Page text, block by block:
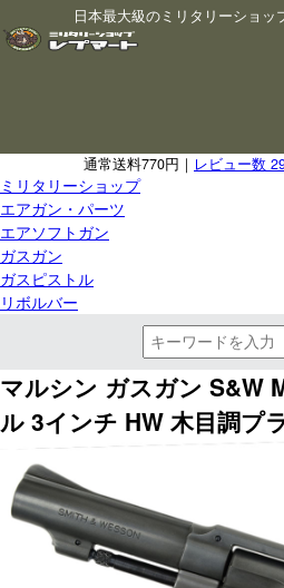
日本最大級のミリタリーショッ
通常送料770円｜ レビュー数
ミリタリーショップ
エアガン・パーツ
エアソフトガン
ガスガン
ガスピストル
リボルバー
マルシン ガスガン S&W
ル 3インチ HW 木目調プ